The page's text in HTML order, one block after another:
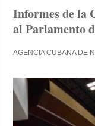
Informes de la
al Parlamento
AGENCIA CUBANA DE